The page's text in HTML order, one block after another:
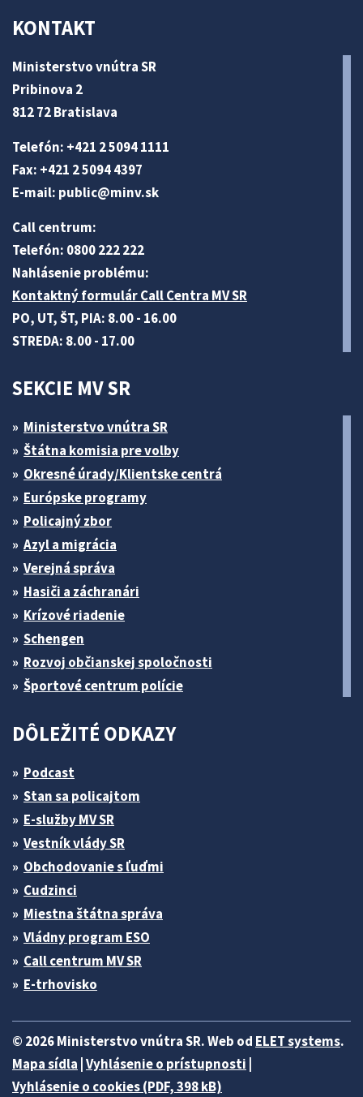
KONTAKT
Ministerstvo vnútra SR
Pribinova 2
812 72 Bratislava
Telefón: +421 2 5094 1111
Fax: +421 2 5094 4397
E-mail: public@minv.sk
Call centrum:
Telefón: 0800 222 222
Nahlásenie problému:
Kontaktný formulár Call Centra MV SR
PO, UT, ŠT, PIA: 8.00 - 16.00
STREDA: 8.00 - 17.00
SEKCIE MV SR
Ministerstvo vnútra SR
Štátna komisia pre volby
Okresné úrady/Klientske centrá
Európske programy
Policajný zbor
Azyl a migrácia
Verejná správa
Hasiči a záchranári
Krízové riadenie
Schengen
Rozvoj občianskej spoločnosti
Športové centrum polície
DÔLEŽITÉ ODKAZY
Podcast
Stan sa policajtom
E-služby MV SR
Vestník vlády SR
Obchodovanie s ľuďmi
Cudzinci
Miestna štátna správa
Vládny program ESO
Call centrum MV SR
E-trhovisko
© 2026 Ministerstvo vnútra SR. Web od ELET systems.
Mapa sídla Vyhlásenie o prístupnosti
Vyhlásenie o cookies (PDF, 398 kB)